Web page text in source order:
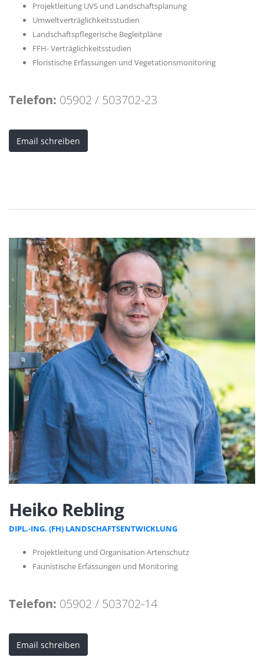
Projektleitung UVS und Landschaftsplanung
Umweltverträglichkeitsstudien
Landschaftspflegerische Begleitpläne
FFH- Verträglichkeitsstudien
Floristische Erfassungen und Vegetationsmonitoring
Telefon: 05902 / 503702-23
Email schreiben
Heiko Rebling
DIPL.-ING. (FH) LANDSCHAFTSENTWICKLUNG
Projektleitung und Organisation Artenschutz
Faunistische Erfassungen und Monitoring
Telefon: 05902 / 503702-14
Email schreiben